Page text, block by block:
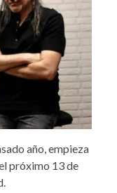
año, empieza
próximo 13 de